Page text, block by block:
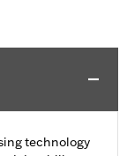
technology